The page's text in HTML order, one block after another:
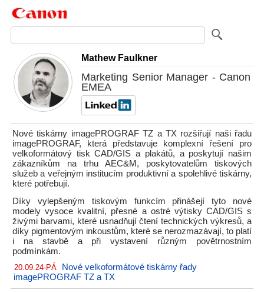
Mathew Faulkner
Marketing Senior Manager - Canon
EMEA
Nové tiskárny imagePROGRAF TZ a TX rozšiřují naši řadu
imagePROGRAF, která představuje komplexní řešení pro
velkoformátový tisk CAD/GIS a plakátů, a poskytují našim
zákazníkům na trhu AEC&M, poskytovatelům tiskových
služeb a veřejným institucím produktivní a spolehlivé tiskárny,
které potřebují.
Díky vylepšeným tiskovým funkcím přinášejí tyto nové
modely vysoce kvalitní, přesné a ostré výtisky CAD/GIS s
živými barvami, které usnadňují čtení technických výkresů, a
díky pigmentovým inkoustům, které se nerozmazávají, to platí
i na stavbě a při vystavení různým povětrnostním
podmínkám.
20.09.24-PÁ
Nové velkoformátové tiskárny řady
imagePROGRAF TZ a TX